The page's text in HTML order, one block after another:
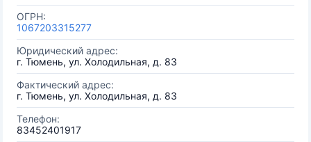
ОГРН:
1067203315277
Юридический адрес:
г. Тюмень, ул. Холодильная, д. 83
Фактический адрес:
г. Тюмень, ул. Холодильная, д. 83
Телефон:
83452401917